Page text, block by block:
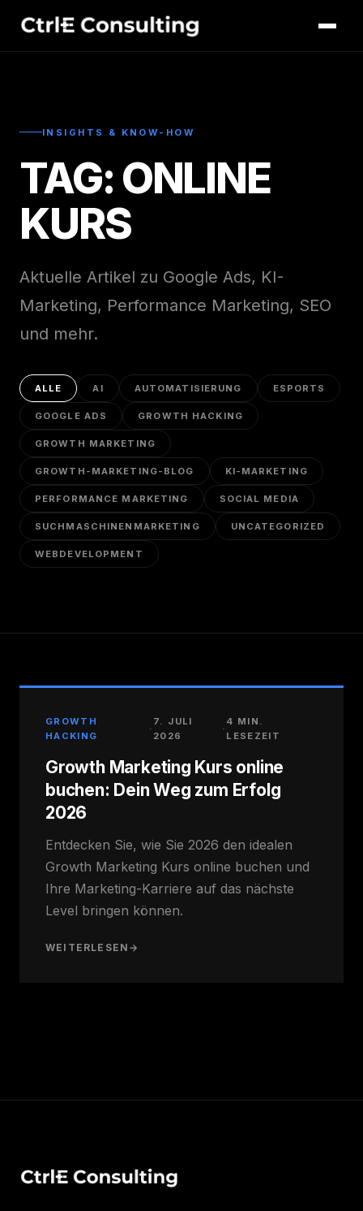
INSIGHTS & KNOW-HOW
TAG: ONLINE
KURS
Aktuelle Artikel zu Google Ads, KI-
Marketing, Performance Marketing, SEO
und mehr.
ALLE AI AUTOMATISIERUNG ESPORTS
GOOGLE ADS GROWTH HACKING
GROWTH MARKETING
GROWTH-MARKETING-BLOG KI-MARKETING
PERFORMANCE MARKETING SOCIAL MEDIA
SUCHMASCHINENMARKETING UNCATEGORIZED
WEBDEVELOPMENT
GROWTH
HACKING
·
7. JULI
2026
·
4 MIN.
LESEZEIT
Growth Marketing Kurs online
buchen: Dein Weg zum Erfolg
2026
Entdecken Sie, wie Sie 2026 den idealen
Growth Marketing Kurs online buchen und
Ihre Marketing-Karriere auf das nächste
Level bringen können.
WEITERLESEN →